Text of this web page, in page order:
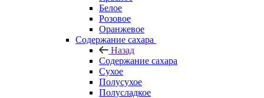
Белое
Розовое
Оранжевое
Содержание сахара
Назад
Содержание сахара
Сухое
Полусухое
Полусладкое